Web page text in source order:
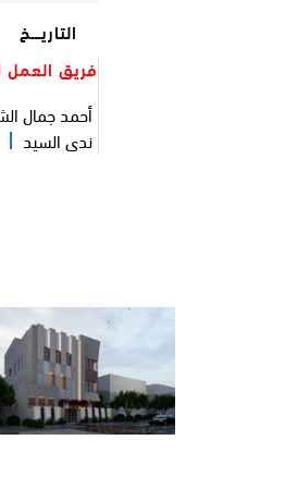
التاريـــخ
فريق
أحمد جمال
ندى السيد